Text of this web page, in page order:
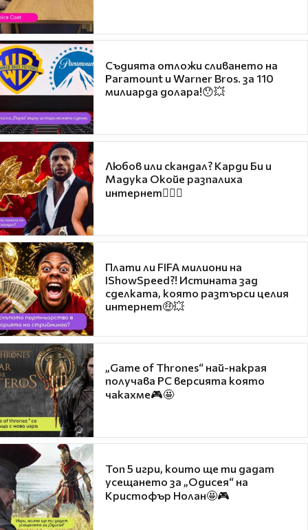
Съдията отложи сливането на
Paramount и Warner Bros. за 110
милиарда долара!😯💥
Любов или скандал? Карди Би и
Мадука Окойе разпалиха
интернет❤️‍🔥🔥
Плати ли FIFA милиони на
IShowSpeed?! Истината зад
сделката, която разтърси целия
интернет🤑💥
„Game of Thrones“ най-накрая
получава PC версията която
чакахме🎮🤩
Топ 5 игри, които ще ти дадат
усещането за „Одисея“ на
Кристофър Нолан🤩🎮